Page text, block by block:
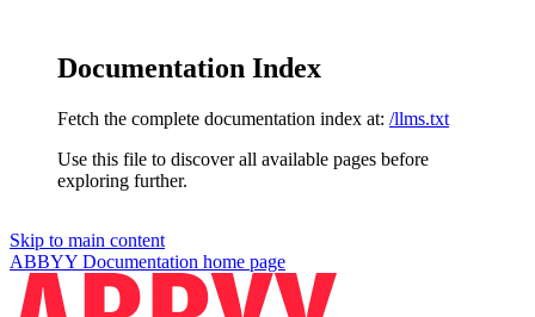
Documentation Index
Fetch the complete documentation index at: /llms.txt
Use this file to discover all available pages before
exploring further.
Skip to main content
ABBYY Documentation home page